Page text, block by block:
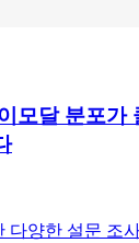
모달 분포가
다양한 설문 조